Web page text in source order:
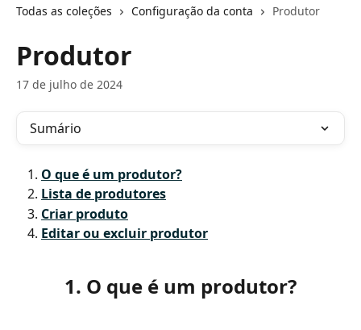
Todas as coleções Configuração da conta Produtor
Produtor
17 de julho de 2024
Sumário
O que é um produtor?
Lista de produtores
Criar produto
Editar ou excluir produtor
1. O que é um produtor?